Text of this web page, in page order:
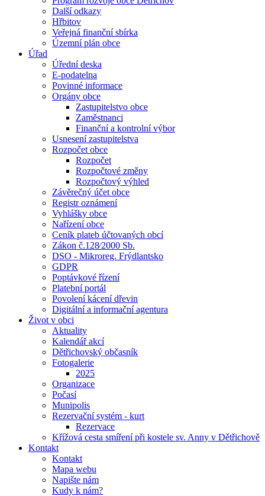
Další odkazy
Hřbitov
Veřejná finanční sbírka
Územní plán obce
Úřad
Úřední deska
E-podatelna
Povinné informace
Orgány obce
Zastupitelstvo obce
Zaměstnanci
Finanční a kontrolní výbor
Usnesení zastupitelstva
Rozpočet obce
Rozpočet
Rozpočtové změny
Rozpočtový výhled
Závěrečný účet obce
Registr oznámení
Vyhlášky obce
Nařízení obce
Ceník plateb účtovaných obcí
Zákon č.128⁄2000 Sb.
DSO - Mikroreg. Frýdlantsko
GDPR
Poptávkové řízení
Platební portál
Povolení kácení dřevin
Digitální a informační agentura
Život v obci
Aktuality
Kalendář akcí
Dětřichovský občasník
Fotogalerie
2025
Organizace
Počasí
Munipolis
Rezervační systém - kurt
Rezervace
Křížová cesta smíření při kostele sv. Anny v Dětřichově
Kontakt
Kontakt
Mapa webu
Napište nám
Kudy k nám?